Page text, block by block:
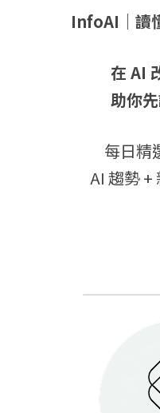
InfoAI｜讀
在 AI
助你
每日精
AI 趨勢 +